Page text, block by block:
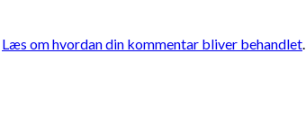
Læs om hvordan din kommentar bliver behandlet.